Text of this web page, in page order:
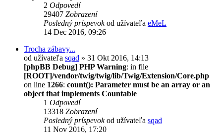
2 Odpovedí
29407 Zobrazení
Posledný príspevokod užívateľa eMeL
14 Dec 2016, 09:26
Trocha zábavy...
od užívateľa sqad » 31 Okt 2016, 14:13
[phpBB Debug] PHP Warning: in file
[ROOT]/vendor/twig/twig/lib/Twig/Extension/Core.php
on line 1266: count(): Parameter must be an array or an
object that implements Countable
1 Odpovedí
13318 Zobrazení
Posledný príspevokod užívateľa sqad
11 Nov 2016, 17:20